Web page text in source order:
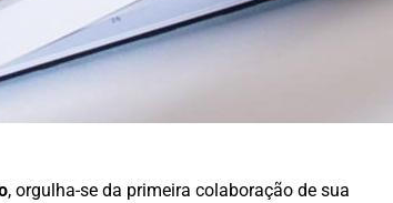
, orgulha-se da primeira colaboração de sua